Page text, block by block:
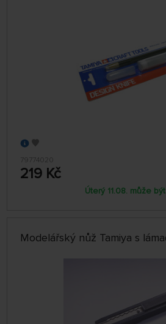
79774020
219 Kč
Úterý 11.08. může
Modelářský nůž Tamiya s